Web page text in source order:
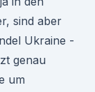
sind aber
Ukraine -
genau
um